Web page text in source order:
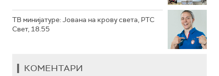
ТВ минијатуре: Јована на крову света, РТС
Свет, 18.55
КОМЕНТАРИ